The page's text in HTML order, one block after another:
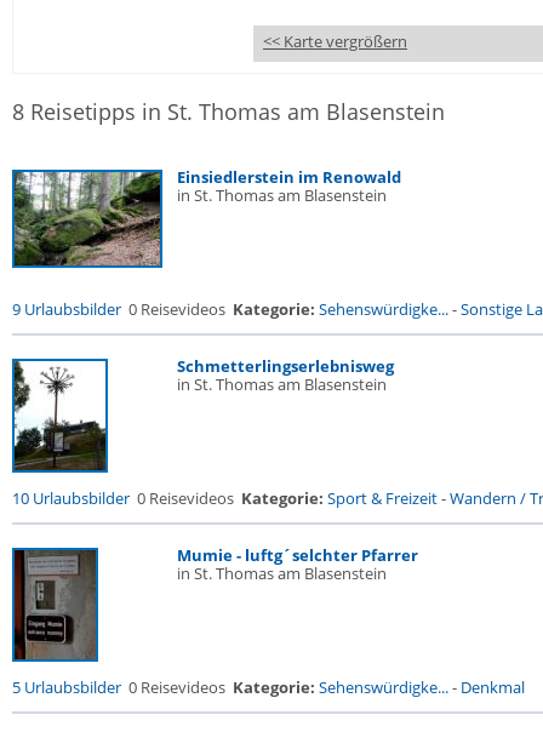
<< Karte vergrößern
8 Reisetipps in St. Thomas am Blasenstein
Einsiedlerstein im Renowald
in St. Thomas am Blasenstein
9 Urlaubsbilder 0 Reisevideos Kategorie: Sehenswürdigke...-Sonstige
Schmetterlingserlebnisweg
in St. Thomas am Blasenstein
10 Urlaubsbilder 0 Reisevideos Kategorie: Sport & Freizeit-Wandern /
Mumie - luftg´selchter Pfarrer
in St. Thomas am Blasenstein
5 Urlaubsbilder 0 Reisevideos Kategorie: Sehenswürdigke...- Denkmal